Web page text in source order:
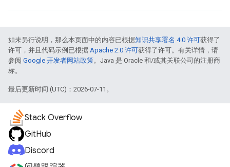
如未另行说明，那么本页面中的内容已根据知识共享署名 4.0 许可获得了
许可，并且代码示例已根据 Apache 2.0 许可获得了许可。有关详情，请
参阅 Google 开发者网站政策。Java 是 Oracle 和/或其关联公司的注册商
标。
最后更新时间 (UTC)：2026-07-11。
Stack Overflow
GitHub
Discord